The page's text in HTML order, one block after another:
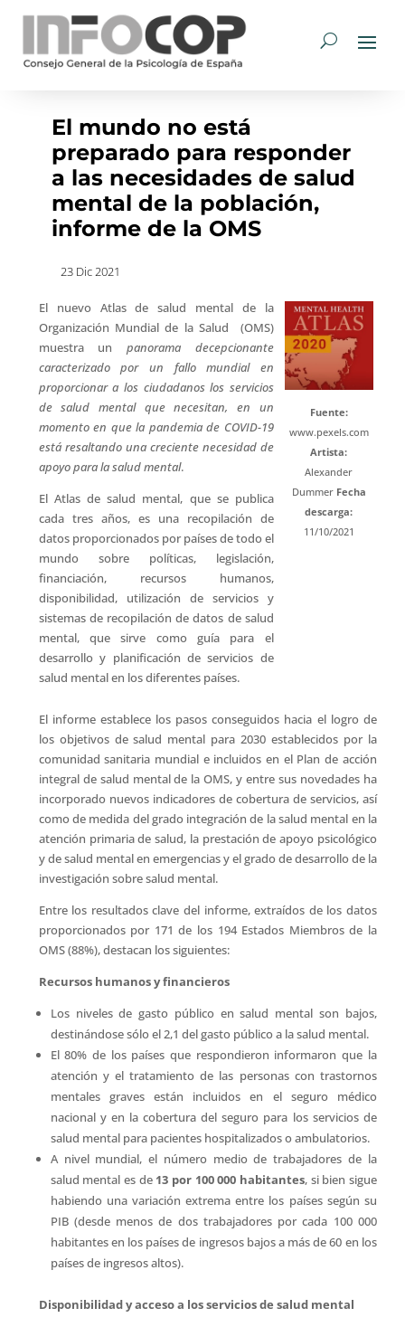
El mundo no está
preparado para responder
a las necesidades de salud
mental de la población,
informe de la OMS
23 Dic 2021
El nuevo Atlas de salud mental de la
Organización Mundial de la Salud (OMS)
muestra unpanorama decepcionante
caracterizado por un fallo mundial en
proporcionar a los ciudadanos los servicios
de salud mental que necesitan, en un
momento en que la pandemia de COVID-19
está resaltando una creciente necesidad de
apoyo para la salud mental.
El Atlas de salud mental, que se publica
cada tres años, es una recopilación de
datos proporcionados por países de todo el
mundo sobre políticas, legislación,
financiación, recursos humanos,
disponibilidad, utilización de servicios y
sistemas de recopilación de datos de salud
mental, que sirve como guía para el
desarrollo y planificación de servicios de
salud mental en los diferentes países.
Fuente:
www.pexels.com
Artista:
Alexander
Dummer Fecha
descarga:
11/10/2021
El informe establece los pasos conseguidos hacia el logro de
los objetivos de salud mental para 2030 establecidos por la
comunidad sanitaria mundial e incluidos en el Plan de acción
integral de salud mental de la OMS, y entre sus novedades ha
incorporado nuevos indicadores de cobertura de servicios, así
como de medida del grado integración de la salud mental en la
atención primaria de salud, la prestación de apoyo psicológico
y de salud mental en emergencias y el grado de desarrollo de la
investigación sobre salud mental.
Entre los resultados clave del informe, extraídos de los datos
proporcionados por 171 de los 194 Estados Miembros de la
OMS (88%), destacan los siguientes:
Recursos humanos y financieros
Los niveles de gasto público en salud mental son bajos,
destinándose sólo el 2,1 del gasto público a la salud mental.
El 80% de los países que respondieron informaron que la
atención y el tratamiento de las personas con trastornos
mentales graves están incluidos en el seguro médico
nacional y en la cobertura del seguro para los servicios de
salud mental para pacientes hospitalizados o ambulatorios.
A nivel mundial, el número medio de trabajadores de la
salud mental es de 13 por 100 000 habitantes, si bien sigue
habiendo una variación extrema entre los países según su
PIB (desde menos de dos trabajadores por cada 100 000
habitantes en los países de ingresos bajos a más de 60 en los
países de ingresos altos).
Disponibilidad y acceso a los servicios de salud mental